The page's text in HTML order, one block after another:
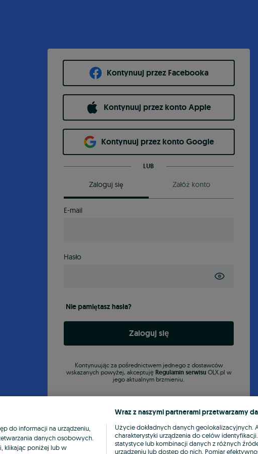
Kontynuuj przez Facebooka
Kontynuuj przez konto Apple
Kontynuuj przez konto Google
LUB
Zaloguj się Załóż konto
E-mail
Hasło
Nie pamiętasz hasła?
Zaloguj się
Kontynuując za pośrednictwem jednego z dostawców
wskazanych powyżej, akceptuję Regulamin serwisu OLX.pl w
jego aktualnym brzmieniu.
do informacji na urządzeniu,
danych osobowych.
klikając poniżej lub w
Wraz z naszymi partnerami przetwarzamy
Użycie dokładnych danych geolokalizacyjnych.
charakterystyki urządzenia do celów
statystyce lub kombinacji danych z różnych
urządzeniu lub dostęp do nich. Pomiar